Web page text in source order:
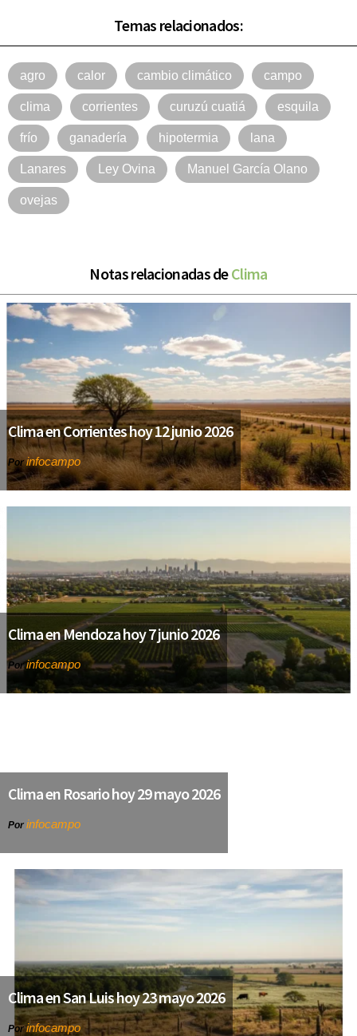
Temas relacionados:
agro calor cambio climático campo
clima corrientes curuzú cuatiá esquila
frío ganadería hipotermia lana
Lanares Ley Ovina Manuel García Olano
ovejas
Notas relacionadas deClima
Clima en Corrientes hoy 12 junio 2026
Porinfocampo
Clima en Mendoza hoy 7 junio 2026
Porinfocampo
Clima en Rosario hoy 29 mayo 2026
Por infocampo
Clima en San Luis hoy 23 mayo 2026
Porinfocampo